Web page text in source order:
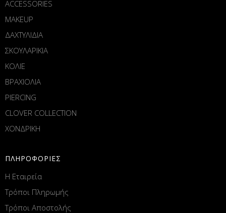
ACCESSORIES
MAKEUP
ΔΑΧΤΥΛΙΔΙΑ
ΣΚΟΥΛΑΡΙΚΙΑ
ΚΟΛΙΕ
ΒΡΑΧΙΟΛΙΑ
PIERCING
CLOVER COLLECTION
ΧΟΝΔΡΙΚΗ
ΠΛΗΡΟΦΟΡΙΕΣ
Η Εταιρεία
Τρόποι Πληρωμής
Τρόποι Αποστολής